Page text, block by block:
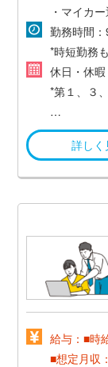
・マイカ
・交通費支
勤務時間
*時短勤務
休日・休
*第１、３
・年末年始
詳しく
給与：■時
■想定月収